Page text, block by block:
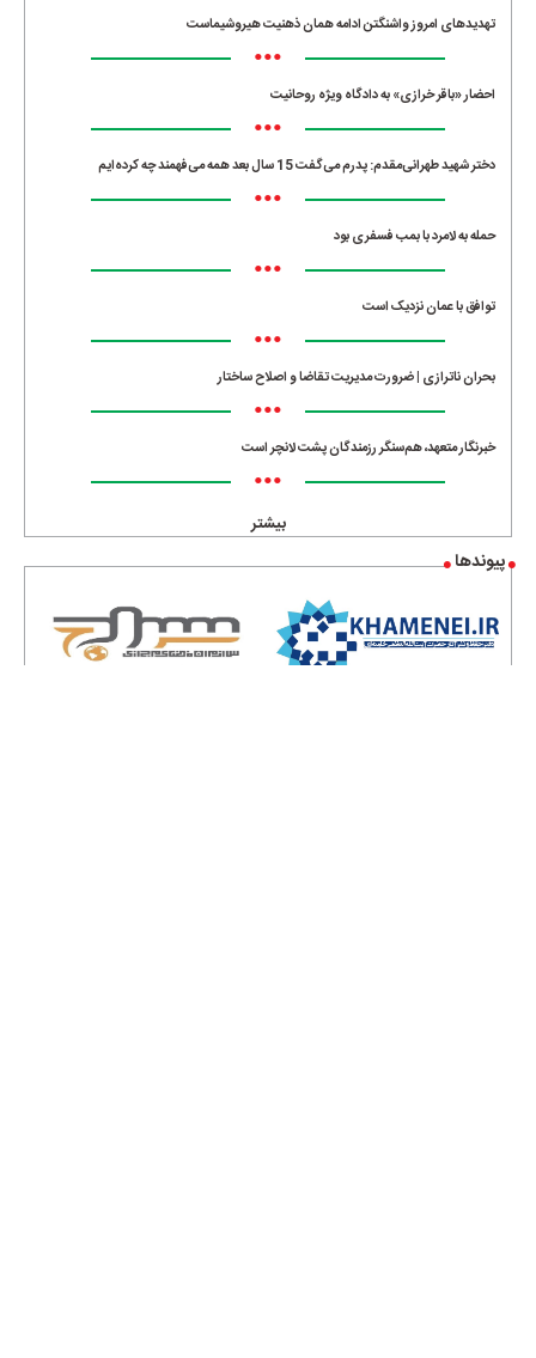
تهدیدهای امروز واشنگتن ادامه همان ذهنیت هیروشیماست
•••
احضار «باقر خرازی» به دادگاه ویژه روحانیت
•••
دختر شهید طهرانی‌مقدم: پدرم می‌گفت 15 سال بعد همه می‌فهمند چه کرده‌ایم
•••
حمله به لامرد با بمب فسفری بود
•••
توافق با عمان نزدیک است
•••
بحران ناترازی | ضرورت مدیریت تقاضا و اصلاح ساختار
•••
خبرنگار متعهد، هم‌سنگر رزمندگان پشت لانچر است
•••
بیشتر
پیوندها